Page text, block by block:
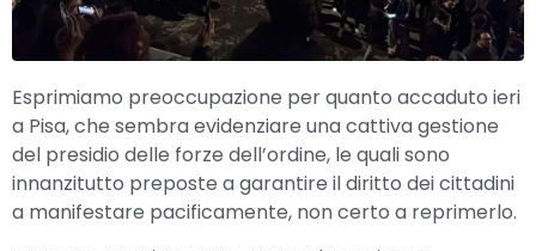
Esprimiamo preoccupazione per quanto accaduto ieri
a Pisa, che sembra evidenziare una cattiva gestione
del presidio delle forze dell’ordine, le quali sono
innanzitutto preposte a garantire il diritto dei cittadini
a manifestare pacificamente, non certo a reprimerlo.